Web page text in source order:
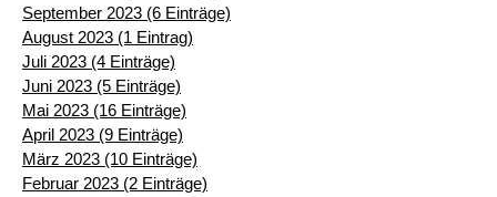
September 2023 (6 Einträge)
August 2023 (1 Eintrag)
Juli 2023 (4 Einträge)
Juni 2023 (5 Einträge)
Mai 2023 (16 Einträge)
April 2023 (9 Einträge)
März 2023 (10 Einträge)
Februar 2023 (2 Einträge)